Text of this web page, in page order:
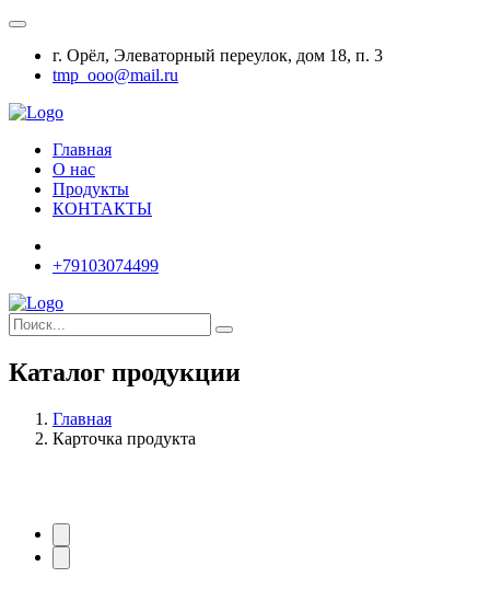
г. Орёл, Элеваторный переулок, дом 18, п. 3
tmp_ooo@mail.ru
Главная
О нас
Продукты
КОНТАКТЫ
+79103074499
Каталог продукции
Главная
Карточка продукта